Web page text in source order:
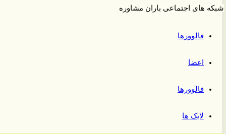
های اجتماعی باران مشاوره
فالوورها
اعضا
فالوورها
لایک ها